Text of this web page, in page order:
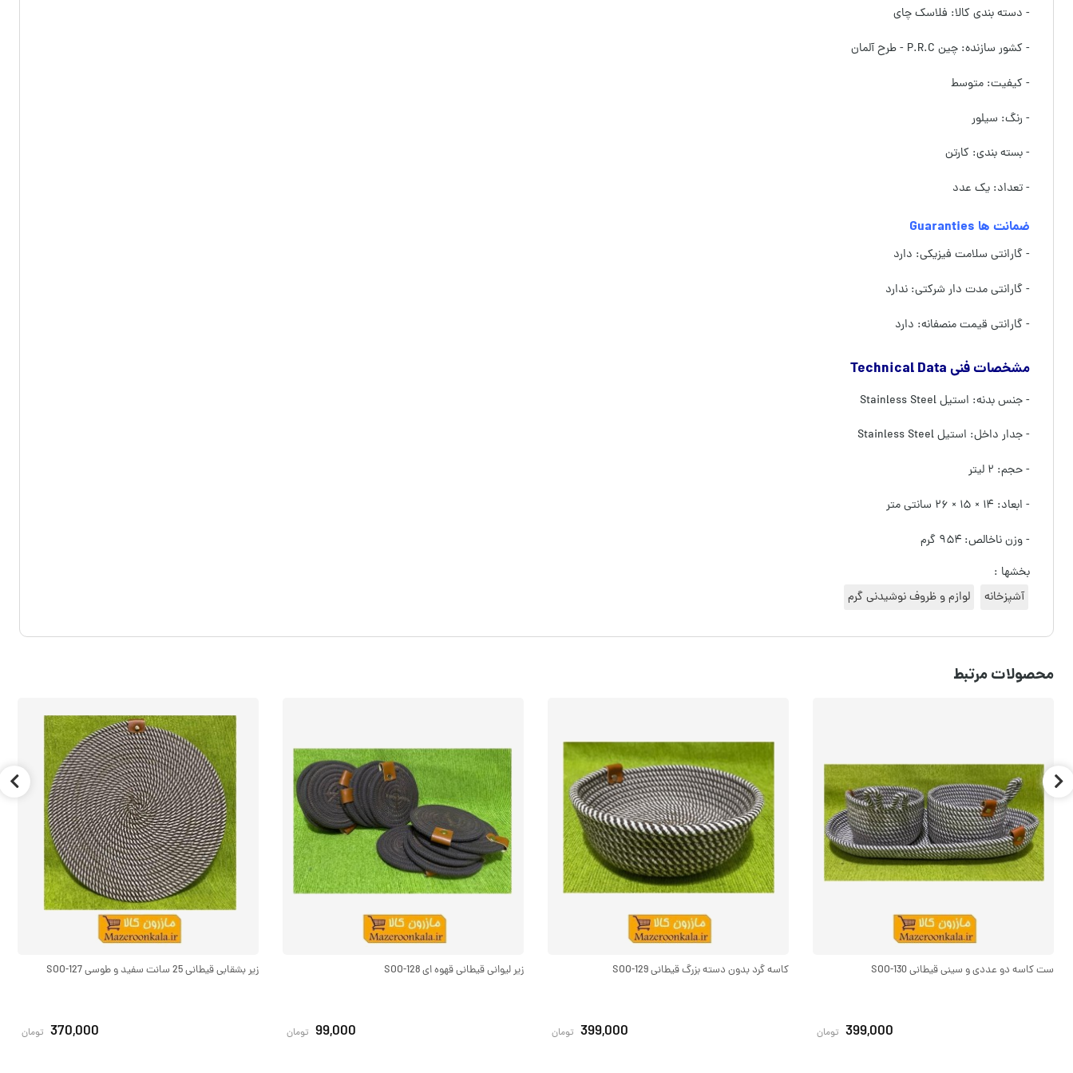
- دسته بندی کالا: فلاسک چای
- کشور سازنده: چین P.R.C - طرح آلمان
- کیفیت: متوسط
- رنگ: سیلور
- بسته بندی: کارتن
- تعداد: یک عدد
ضمانت ها Guaranties
- گارانتی سلامت فیزیکی: دارد
- گارانتی مدت دار شرکتی: ندارد
- گارانتی قیمت منصفانه: دارد
مشخصات فنی Technical Data
- جنس بدنه: استیل Stainless Steel
- جدار داخل: استیل Stainless Steel
- حجم: ۲ لیتر
- ابعاد: ۱۴ × ۱۵ × ۲۶ سانتی متر
- وزن ناخالص: ۹۵۴ گرم
بخشها :
آشپزخانه
لوازم و ظروف نوشیدنی گرم
محصولات مرتبط
ست کاسه دو عددی و سینی قیطانی SOO-130
399,000 تومان
کاسه گرد بدون دسته بزرگ قیطانی SOO-129
399,000 تومان
زیر لیوانی قیطانی قهوه ای SOO-128
99,000 تومان
زیر بشقابی قیطانی 25 سانت سفید و طوسی SOO-127
370,000 تومان